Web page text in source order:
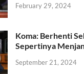
February 29, 2024
Koma: Berhenti
Sepertinya
September 21, 2024